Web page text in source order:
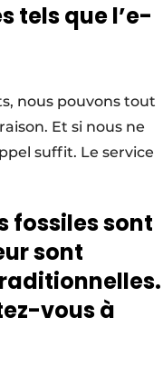
tels que l’e-
nous pouvons tout
Et si nous ne
suffit. Le service
fossiles sont
sont
vous à